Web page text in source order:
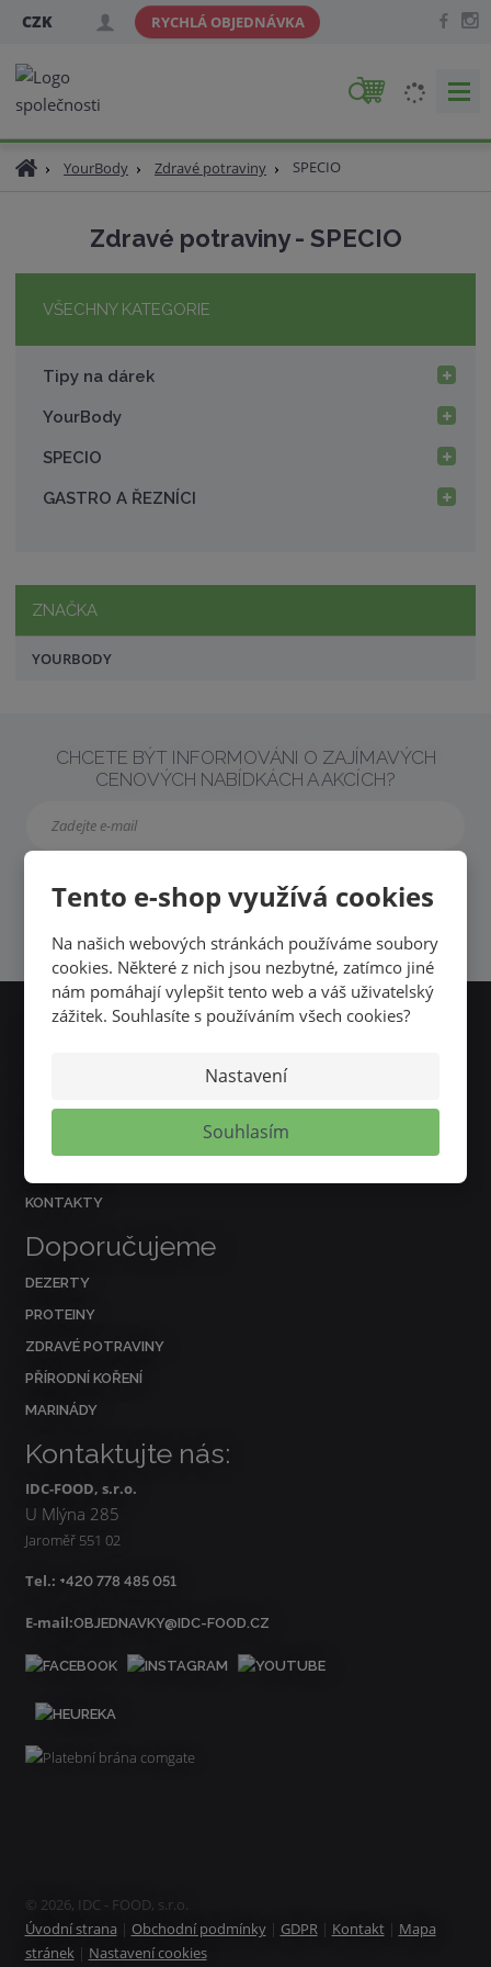
Tento e-shop využívá cookies
Na našich webových stránkách používáme soubory
cookies. Některé z nich jsou nezbytné, zatímco jiné
nám pomáhají vylepšit tento web a váš uživatelský
zážitek. Souhlasíte s používáním všech cookies?
Nastavení
Souhlasím
CZK RYCHLÁ OBJEDNÁVKA
V
h
d
a
Ú
s
n
YourBody Zdravé potraviny SPECIO
Zdravé potraviny - SPECIO
VŠECHNY KATEGORIE
Tipy na dárek
YourBody
SPECIO
GASTRO A ŘEZNÍCI
ZNAČKA
YOURBODY
CHCETE BÝT INFORMOVÁNI O ZAJÍMAVÝCH
CENOVÝCH NABÍDKÁCH A AKCÍCH?
PŘIHLÁSIT
Souhlasím se zpracováním osobních údajů
REFERENCE
KONTAKTY
Doporučujeme
DEZERTY
PROTEINY
ZDRAVÉ POTRAVINY
PŘÍRODNÍ KOŘENÍ
MARINÁDY
Kontaktujte nás:
IDC-FOOD, s.r.o.
U Mlýna 285
Jaroměř 551 02
Tel.: +420 778 485 051
E-mail:OBJEDNAVKY@IDC-FOOD.CZ
© 2026, IDC - FOOD, s.r.o.
Úvodní strana | Obchodní podmínky | GDPR | Kontakt | Mapa
stránek | Nastavení cookies